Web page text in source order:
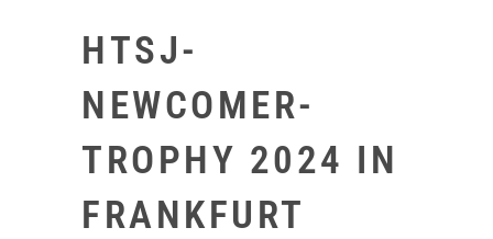
HTSJ-
NEWCOMER-
TROPHY 2024 IN
FRANKFURT